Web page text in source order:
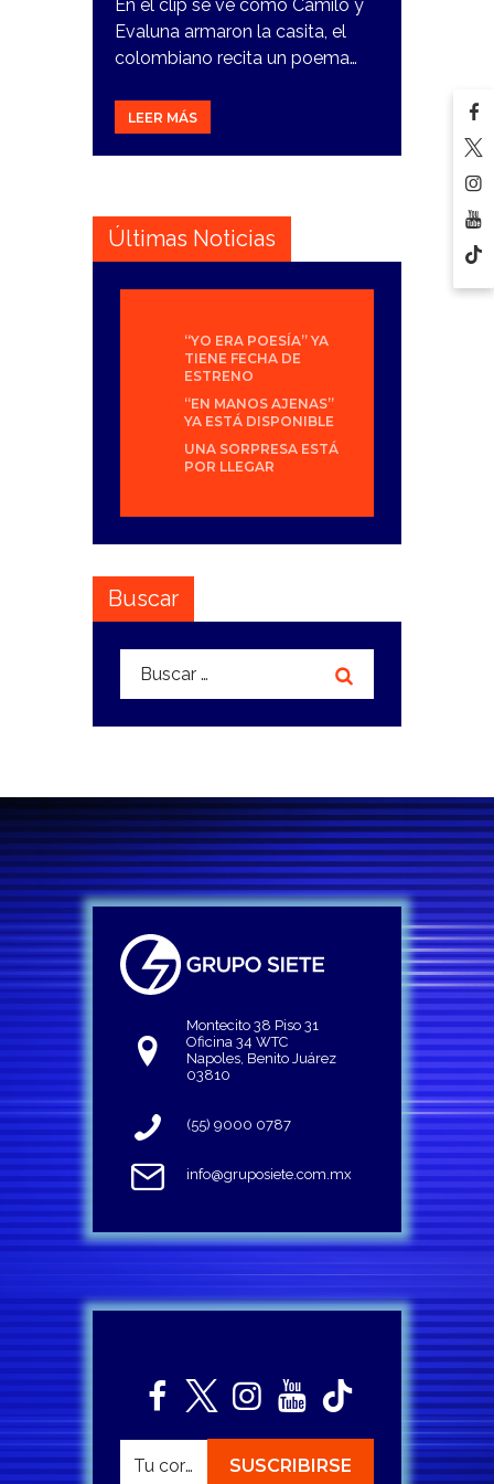
En el clip se ve como Camilo y
Evaluna armaron la casita, el
colombiano recita un poema…
LEER MÁS
Últimas Noticias
“YO ERA POESÍA” YA
TIENE FECHA DE
ESTRENO
“EN MANOS AJENAS”
YA ESTÁ DISPONIBLE
UNA SORPRESA ESTÁ
POR LLEGAR
Buscar
Buscar:
Montecito 38 Piso 31
Oficina 34 WTC
Napoles, Benito Juárez
03810
(55) 9000 0787
info@gruposiete.com.mx